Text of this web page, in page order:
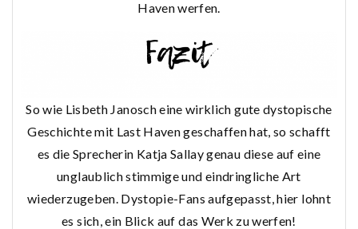
Haven werfen.
So wie Lisbeth Janosch eine wirklich gute dystopische
Geschichte mit Last Haven geschaffen hat, so schafft
es die Sprecherin Katja Sallay genau diese auf eine
unglaublich stimmige und eindringliche Art
wiederzugeben. Dystopie-Fans aufgepasst, hier lohnt
es sich, ein Blick auf das Werk zu werfen!